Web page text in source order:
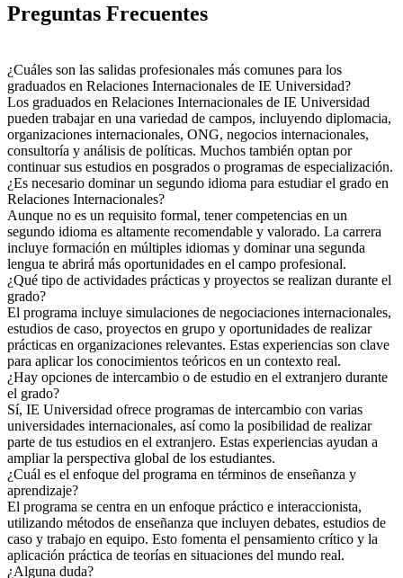
Preguntas Frecuentes
¿Cuáles son las salidas profesionales más comunes para los
graduados en Relaciones Internacionales de IE Universidad?
Los graduados en Relaciones Internacionales de IE Universidad
pueden trabajar en una variedad de campos, incluyendo diplomacia,
organizaciones internacionales, ONG, negocios internacionales,
consultoría y análisis de políticas. Muchos también optan por
continuar sus estudios en posgrados o programas de especialización.
¿Es necesario dominar un segundo idioma para estudiar el grado en
Relaciones Internacionales?
Aunque no es un requisito formal, tener competencias en un
segundo idioma es altamente recomendable y valorado. La carrera
incluye formación en múltiples idiomas y dominar una segunda
lengua te abrirá más oportunidades en el campo profesional.
¿Qué tipo de actividades prácticas y proyectos se realizan durante el
grado?
El programa incluye simulaciones de negociaciones internacionales,
estudios de caso, proyectos en grupo y oportunidades de realizar
prácticas en organizaciones relevantes. Estas experiencias son clave
para aplicar los conocimientos teóricos en un contexto real.
¿Hay opciones de intercambio o de estudio en el extranjero durante
el grado?
Sí, IE Universidad ofrece programas de intercambio con varias
universidades internacionales, así como la posibilidad de realizar
parte de tus estudios en el extranjero. Estas experiencias ayudan a
ampliar la perspectiva global de los estudiantes.
¿Cuál es el enfoque del programa en términos de enseñanza y
aprendizaje?
El programa se centra en un enfoque práctico e interaccionista,
utilizando métodos de enseñanza que incluyen debates, estudios de
caso y trabajo en equipo. Esto fomenta el pensamiento crítico y la
aplicación práctica de teorías en situaciones del mundo real.
¿Alguna duda?